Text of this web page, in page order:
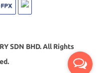
SDN BHD. All Rights